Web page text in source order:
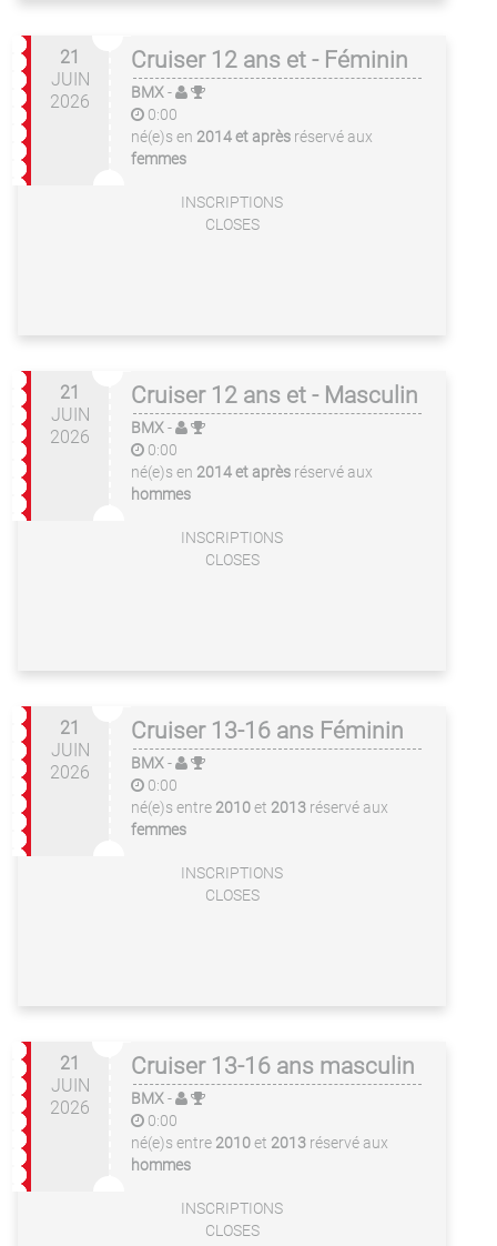
21
JUIN
2026
Cruiser 12 ans et - Féminin
BMX-
0:00
né(e)s en 2014 et après réservé aux
femmes
INSCRIPTIONS
CLOSES
21
JUIN
2026
Cruiser 12 ans et - Masculin
BMX-
0:00
né(e)s en 2014 et après réservé aux
hommes
INSCRIPTIONS
CLOSES
21
JUIN
2026
Cruiser 13-16 ans Féminin
BMX-
0:00
né(e)s entre 2010et 2013 réservé aux
femmes
INSCRIPTIONS
CLOSES
21
JUIN
2026
Cruiser 13-16 ans masculin
BMX-
0:00
né(e)s entre 2010et 2013 réservé aux
hommes
INSCRIPTIONS
CLOSES